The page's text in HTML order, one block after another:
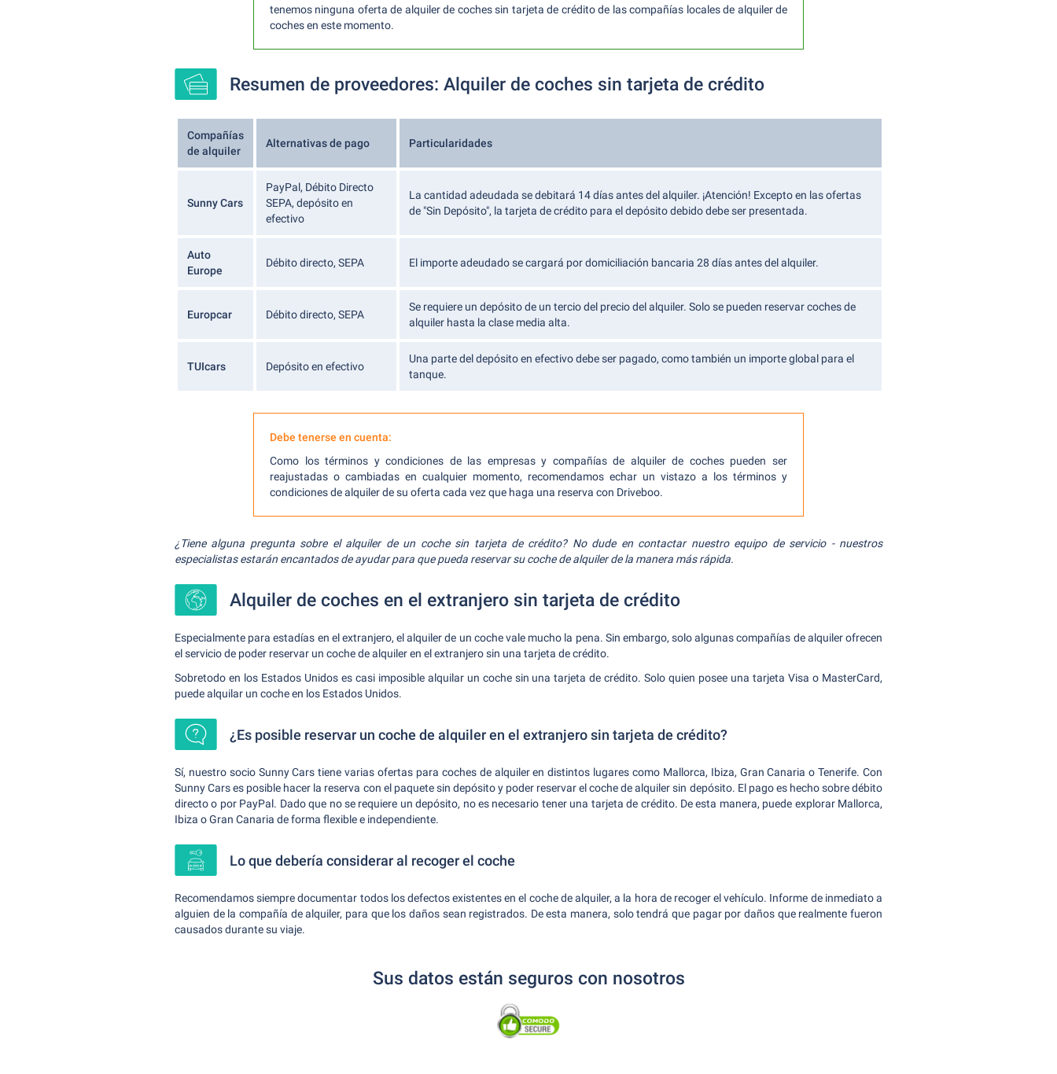
tenemos ninguna oferta de alquiler de coches sin tarjeta de crédito de las compañías locales de alquiler de
coches en este momento.
Resumen de proveedores: Alquiler de coches sin tarjeta de crédito
Compañías
de alquiler
Alternativas de pago Particularidades
Sunny Cars
PayPal, Débito Directo
SEPA, depósito en
efectivo
La cantidad adeudada se debitará 14 días antes del alquiler. ¡Atención! Excepto en las ofertas
de "Sin Depósito", la tarjeta de crédito para el depósito debido debe ser presentada.
Auto
Europe
Débito directo, SEPA El importe adeudado se cargará por domiciliación bancaria 28 días antes del alquiler.
Europcar Débito directo, SEPA
Se requiere un depósito de un tercio del precio del alquiler. Solo se pueden reservar coches de
alquiler hasta la clase media alta.
TUIcars Depósito en efectivo
Una parte del depósito en efectivo debe ser pagado, como también un importe global para el
tanque.
Debe tenerse en cuenta:
Como los términos y condiciones de las empresas y compañías de alquiler de coches pueden ser
reajustadas o cambiadas en cualquier momento, recomendamos echar un vistazo a los términos y
condiciones de alquiler de su oferta cada vez que haga una reserva con Driveboo.
¿Tiene alguna pregunta sobre el alquiler de un coche sin tarjeta de crédito? No dude en contactar nuestro equipo de servicio - nuestros
especialistas estarán encantados de ayudar para que pueda reservar su coche de alquiler de la manera más rápida.
Alquiler de coches en el extranjero sin tarjeta de crédito
Especialmente para estadías en el extranjero, el alquiler de un coche vale mucho la pena. Sin embargo, solo algunas compañías de alquiler ofrecen
el servicio de poder reservar un coche de alquiler en el extranjero sin una tarjeta de crédito.
Sobretodo en los Estados Unidos es casi imposible alquilar un coche sin una tarjeta de crédito. Solo quien posee una tarjeta Visa o MasterCard,
puede alquilar un coche en los Estados Unidos.
¿Es posible reservar un coche de alquiler en el extranjero sin tarjeta de crédito?
Sí, nuestro socio Sunny Cars tiene varias ofertas para coches de alquiler en distintos lugares como Mallorca, Ibiza, Gran Canaria o Tenerife. Con
Sunny Cars es posible hacer la reserva con el paquete sin depósito y poder reservar el coche de alquiler sin depósito. El pago es hecho sobre débito
directo o por PayPal. Dado que no se requiere un depósito, no es necesario tener una tarjeta de crédito. De esta manera, puede explorar Mallorca,
Ibiza o Gran Canaria de forma flexible e independiente.
Lo que debería considerar al recoger el coche
Recomendamos siempre documentar todos los defectos existentes en el coche de alquiler, a la hora de recoger el vehículo. Informe de inmediato a
alguien de la compañía de alquiler, para que los daños sean registrados. De esta manera, solo tendrá que pagar por daños que realmente fueron
causados durante su viaje.
Sus datos están seguros con nosotros